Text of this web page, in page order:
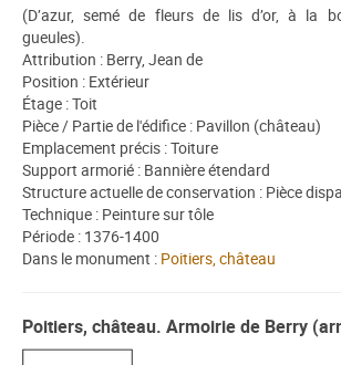
(D’azur, semé de fleurs de lis d’or, à la
gueules).
Attribution : Berry, Jean de
Position : Extérieur
Étage : Toit
Pièce / Partie de l'édifice : Pavillon (château)
Emplacement précis : Toiture
Support armorié : Bannière étendard
Structure actuelle de conservation : Pièce
Technique : Peinture sur tôle
Période : 1376-1400
Dans le monument : Poitiers, château
Poitiers, château. Armoirie de Berry